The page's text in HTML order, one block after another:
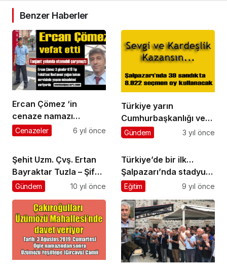
Benzer Haberler
Ercan Çömez ‘in
cenaze namazı
Şalpazarı merkezde
Cenazeler 6 yıl önce
Türkiye yarın
Cumhurbaşkanlığı ve
Milletvekili Genel
başına gidiyor
Gündem 3 yıl önce
Şehit Uzm. Çvş. Ertan
Bayraktar Tuzla – Şifa
Mahallesi’nde toprağa
Gündem 10 yıl önce
Türkiye’de bir ilk…
Şalpazarı’nda stadyum
için arazi istimlak
Eğitim 9 yıl önce